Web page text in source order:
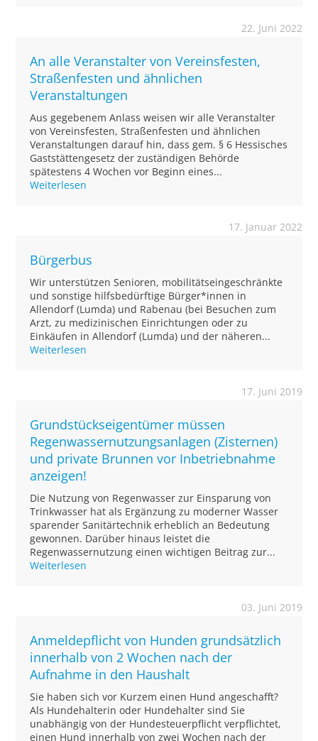
22. Juni 2022
An alle Veranstalter von Vereinsfesten,
Straßenfesten und ähnlichen
Veranstaltungen
Aus gegebenem Anlass weisen wir alle Veranstalter
von Vereinsfesten, Straßenfesten und ähnlichen
Veranstaltungen darauf hin, dass gem. § 6 Hessisches
Gaststättengesetz der zuständigen Behörde
spätestens 4 Wochen vor Beginn eines...
Weiterlesen
17. Januar 2022
Bürgerbus
Wir unterstützen Senioren, mobilitätseingeschränkte
und sonstige hilfsbedürftige Bürger*innen in
Allendorf (Lumda) und Rabenau (bei Besuchen zum
Arzt, zu medizinischen Einrichtungen oder zu
Einkäufen in Allendorf (Lumda) und der näheren...
Weiterlesen
17. Juni 2019
Grundstückseigentümer müssen
Regenwassernutzungsanlagen (Zisternen)
und private Brunnen vor Inbetriebnahme
anzeigen!
Die Nutzung von Regenwasser zur Einsparung von
Trinkwasser hat als Ergänzung zu moderner Wasser
sparender Sanitärtechnik erheblich an Bedeutung
gewonnen. Darüber hinaus leistet die
Regenwassernutzung einen wichtigen Beitrag zur...
Weiterlesen
03. Juni 2019
Anmeldepflicht von Hunden grundsätzlich
innerhalb von 2 Wochen nach der
Aufnahme in den Haushalt
Sie haben sich vor Kurzem einen Hund angeschafft?
Als Hundehalterin oder Hundehalter sind Sie
unabhängig von der Hundesteuerpflicht verpflichtet,
einen Hund innerhalb von zwei Wochen nach der